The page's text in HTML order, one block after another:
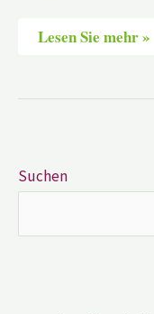
Lesen Sie mehr »
Suchen